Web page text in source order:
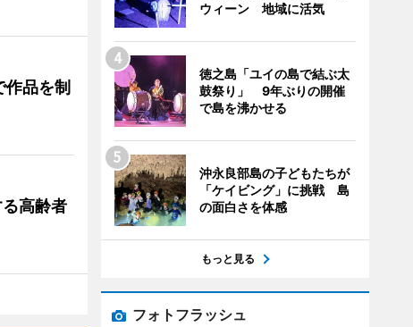
作品を制
高齢者
ウィーン 地域に活気
徳之島「ユイの島で結ぶ太
鼓祭り」 9年ぶりの開催
で島を沸かせる
沖永良部島の子どもたちが
「ケイビング」に挑戦 島
の面白さを体感
もっと見る
フォトフラッシュ